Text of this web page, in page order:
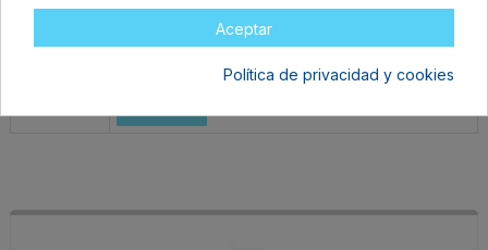
Filtrar lista de variantes por:
Aceptar
Política de privacidad y cookies